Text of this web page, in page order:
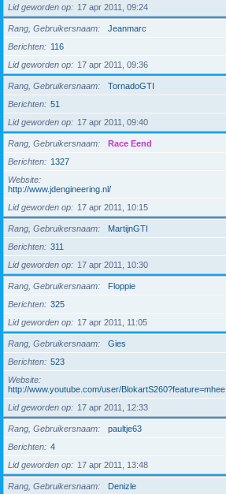
Lid geworden op
17 apr 2011, 09:24
Rang, Gebruikersnaam
Jeanmarc
Berichten
116
Lid geworden op
17 apr 2011, 09:36
Rang, Gebruikersnaam
TornadoGTI
Berichten
51
Lid geworden op
17 apr 2011, 09:40
Rang, Gebruikersnaam
Race Eend
Berichten
1327
Website
http://www.jdengineering.nl/
Lid geworden op
17 apr 2011, 10:15
Rang, Gebruikersnaam
MartijnGTI
Berichten
311
Lid geworden op
17 apr 2011, 10:30
Rang, Gebruikersnaam
Floppie
Berichten
325
Lid geworden op
17 apr 2011, 11:05
Rang, Gebruikersnaam
Gies
Berichten
523
Website
http://www.youtube.com/user/BlokartS260?feature=mhee
Lid geworden op
17 apr 2011, 12:33
Rang, Gebruikersnaam
paultje63
Berichten
4
Lid geworden op
17 apr 2011, 13:48
Rang, Gebruikersnaam Denizle